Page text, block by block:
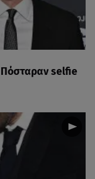
Πόσταραν selfie